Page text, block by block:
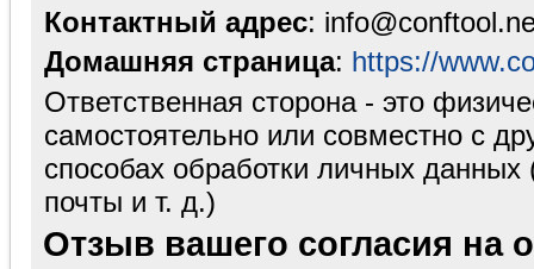
Контактный адрес:
Домашняя страница: https://
Ответственная сторона - это
самостоятельно или совместно с
способах обработки личных
почты и т. д.)
Отзыв вашего согласия на